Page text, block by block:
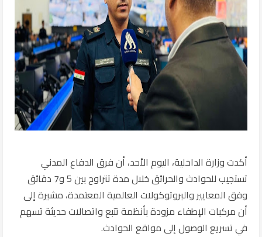
أكدت وزارة الداخلية، اليوم الأحد، أن فرق الدفاع المدني
تستجيب للحوادث والحرائق خلال مدة تتراوح بين 5 و7 دقائق
وفق المعايير والبروتوكولات العالمية المعتمدة، مشيرة إلى
أن مركبات الإطفاء مزودة بأنظمة تتبع واتصالات حديثة تسهم
في تسريع الوصول إلى مواقع الحوادث.